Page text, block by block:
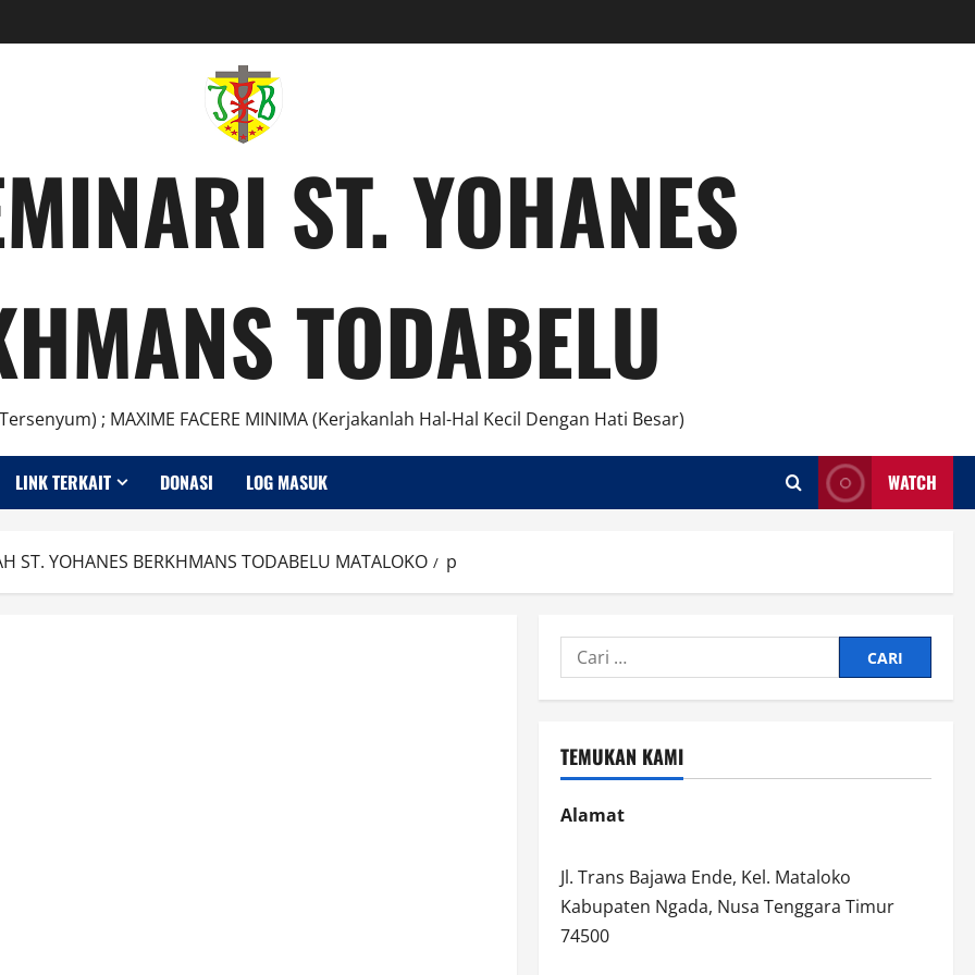
ST. YOHANES
TODABELU
Tersenyum) ; MAXIME FACERE MINIMA (Kerjakanlah Hal-Hal Kecil Dengan Hati Besar)
LINK TERKAIT DONASI LOG MASUK WATCH
ST. YOHANES BERKHMANS TODABELU MATALOKO p
Cari
untuk:
TEMUKAN KAMI
Alamat
Jl. Trans Bajawa Ende, Kel. Mataloko
Kabupaten Ngada, Nusa Tenggara Timur
74500